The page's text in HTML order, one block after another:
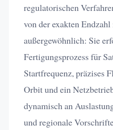
regulatorischen
von der exakten
außergewöhnlich: Sie
Fertigungsprozess für
Startfrequenz, präzises
Orbit und ein
dynamisch an
und regionale